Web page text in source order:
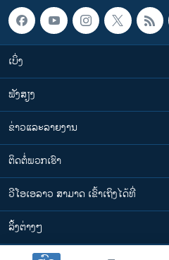
ເບິ່ງ
ຟັງສຽງ
ຂ່າວແລະລາຍງານ
ຕິດຕໍ່ພວກເຮົາ
ວີໂອເອລາວ ສາມາດ ເຂົ້າເຖິງໄດ້ທີ່
​ລິ້ງ​ຕ່າງໆ